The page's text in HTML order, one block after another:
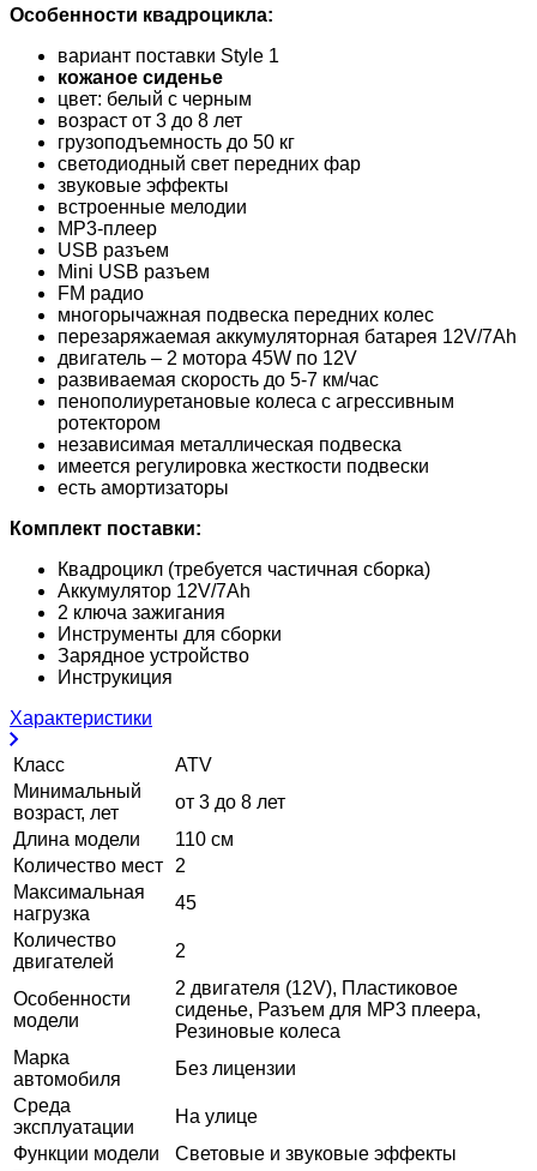
Особенности квадроцикла:
вариант поставки Style 1
кожаное сиденье
цвет: белый с черным
возраст от 3 до 8 лет
грузоподъемность до 50 кг
светодиодный свет передних фар
звуковые эффекты
встроенные мелодии
MP3-плеер
USB разъем
Mini USB разъем
FM радио
многорычажная подвеска передних колес
перезаряжаемая аккумуляторная батарея 12V/7Ah
двигатель – 2 мотора 45W по 12V
развиваемая скорость до 5-7 км/час
пенополиуретановые колеса с агрессивным
ротектором
независимая металлическая подвеска
имеется регулировка жесткости подвески
есть амортизаторы
Комплект поставки:
Квадроцикл (требуется частичная сборка)
Аккумулятор 12V/7Ah
2 ключа зажигания
Инструменты для сборки
Зарядное устройство
Инструкиция
Характеристики
Класс
ATV
Минимальный
возраст, лет
от 3 до 8 лет
Длина модели
110 см
Количество мест
2
Максимальная
нагрузка
45
Количество
двигателей
2
Особенности
модели
2 двигателя (12V), Пластиковое
сиденье, Разъем для MP3 плеера,
Резиновые колеса
Марка
автомобиля
Без лицензии
Среда
эксплуатации
На улице
Функции модели
Световые и звуковые эффекты